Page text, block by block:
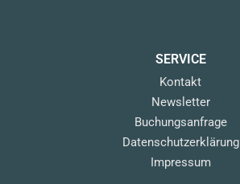
SERVICE
Kontakt
Newsletter
Buchungsanfrage
Datenschutzerklärung
Impressum